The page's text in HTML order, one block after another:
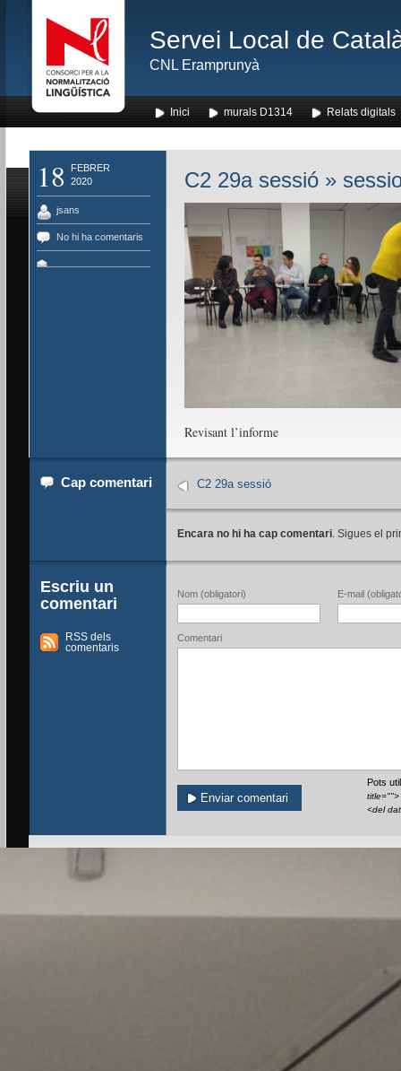
Servei Local de
CNL Eramprunyà
Inici murals D1314 Relats digitals
18
FEBRER
2020
jsans
No hi ha comentaris
C2 29a sessió»
Revisant l’informe
Cap comentari C2 29a sessió
Encara no hi ha cap comentari. Sigues el
Escriu un
comentari
RSS dels
comentaris
Nom (obligatori) E-mail
Comentari
Pots
<del